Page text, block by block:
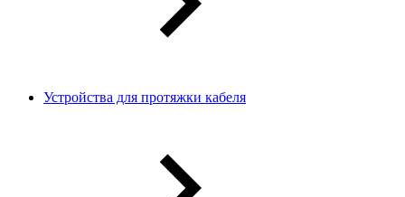
Устройства для протяжки кабеля